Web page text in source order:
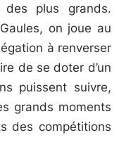
des plus grands.
on joue au
à renverser
de se doter d’un
puissent suivre,
grands moments
des compétitions